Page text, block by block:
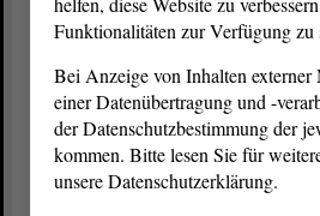
einvernehmlich abgestimmte
haben die Koalitionsfraktionen
Änderungsantrag eingebracht,
Datum des Inkrafttretens auf
ändern.
DerAusschussbeschloss sodann
Funktionalitäten zur Verfügung zu
Bei Anzeige von Inhalten externer
einer Datenübertragung und -
der Datenschutzbestimmung der
kommen. Bitte lesen Sie für
unsere Datenschutzerklärung.